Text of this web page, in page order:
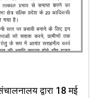
द्वारा 18 मई